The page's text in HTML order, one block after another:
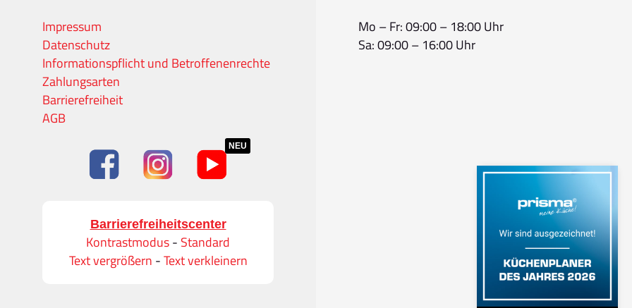
Impressum
Datenschutz
Informationspflicht und Betroffenenrechte
Zahlungsarten
Barrierefreiheit
AGB
NEU
Barrierefreiheitscenter
Kontrastmodus- Standard
Text vergrößern -Text verkleinern
Mo – Fr: 09:00 – 18:00 Uhr
Sa: 09:00 – 16:00 Uhr